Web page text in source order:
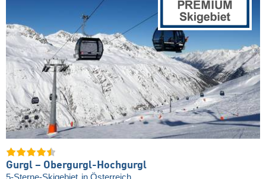
Gurgl – Obergurgl-Hochgurgl